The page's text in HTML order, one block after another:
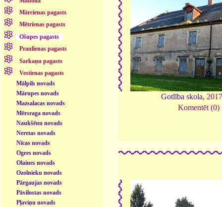
Mārcienas pagasts
Mētrienas pagasts
Ošupes pagasts
Praulienas pagasts
Sarkaņu pagasts
Vestienas pagasts
Mālpils novads
Mārupes novads
Mazsalacas novads
Mērsraga novads
Naukšēnu novads
Neretas novads
Nīcas novads
Ogres novads
Olaines novads
Ozolnieku novads
Pārgaujas novads
Pāvilostas novads
Pļaviņu novads
Gotlība skola, 2017
Komentēt (0)